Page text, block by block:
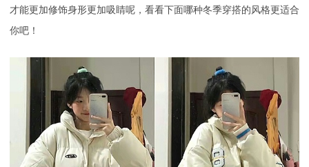
才能更加修饰身形更加吸睛呢，看看下面哪种冬季穿搭的风格更适合
你吧！